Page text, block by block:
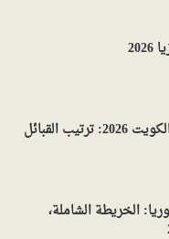
دليل أكبر القبائل في الكويت 2026: ترتيب القبائل
الخريطة الشاملة،